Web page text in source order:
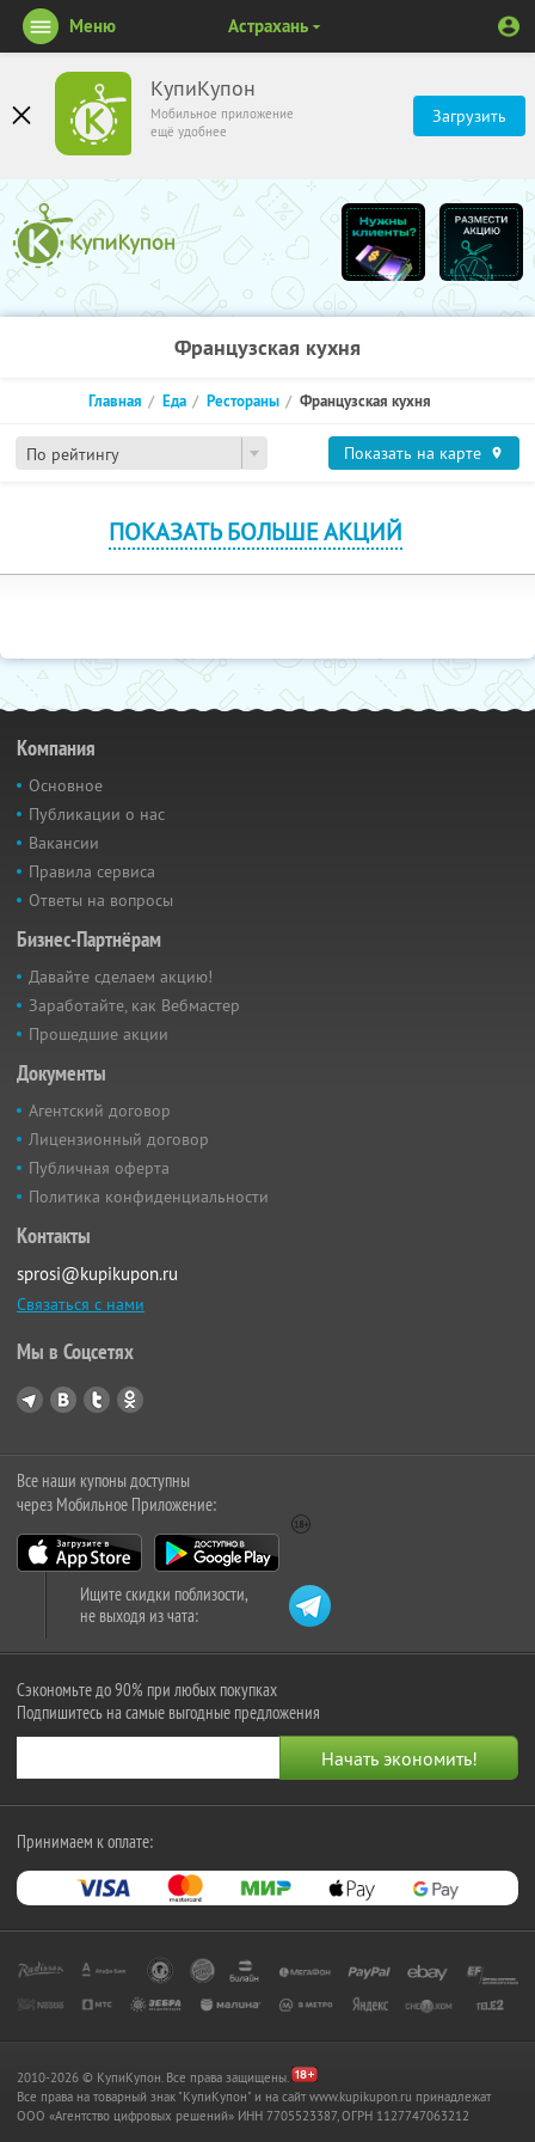
КупиКупон
Мобильное приложение
ещё удобнее
Загрузить
Меню Астрахань
Французская кухня
По рейтингу
Главная Еда Рестораны Французская кухня
Показать на карте
ПОКАЗАТЬ БОЛЬШЕ АКЦИЙ
Компания
Основное
Публикации о нас
Вакансии
Правила сервиса
Ответы на вопросы
Бизнес-Партнёрам
Давайте сделаем акцию!
Заработайте, как Вебмастер
Прошедшие акции
Документы
Агентский договор
Лицензионный договор
Публичная оферта
Политика конфиденциальности
Контакты
sprosi@kupikupon.ru
Связаться с нами
Мы в Соцсетях
Все наши купоны доступны
через Мобильное Приложение:
Ищите скидки поблизости,
не выходя из чата:
Сэкономьте до 90% при любых покупках
Подпишитесь на самые выгодные предложения
Принимаем к оплате:
2010-2026 © КупиКупон. Все права защищены.
Все права на товарный знак "КупиКупон" и на сайт www.kupikupon.ru принадлежат
OOO «Агентство цифровых решений» ИНН 7705523387, ОГРН 1127747063212